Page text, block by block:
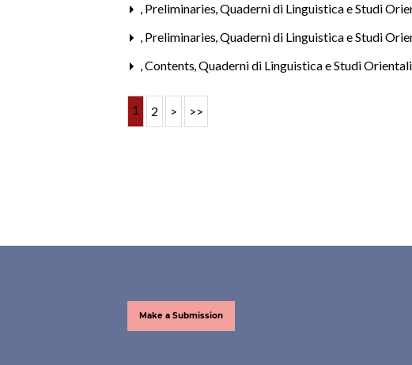
, Preliminaries,Quaderni di Linguistica e Studi
, Preliminaries,Quaderni di Linguistica e Studi
,Contents,Quaderni di Linguistica e Studi
1 2 > >>
Make a Submission